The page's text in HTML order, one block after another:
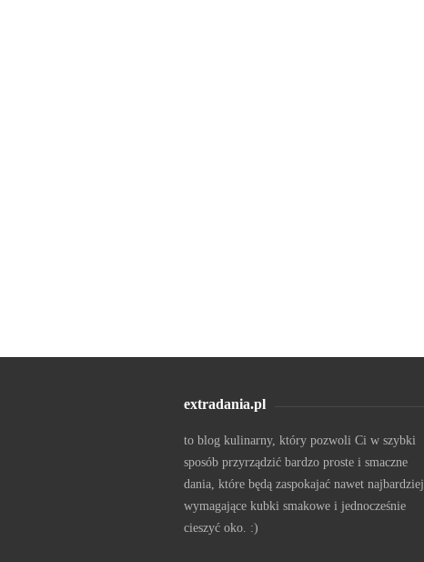
extradania.pl
to blog kulinarny, który pozwoli Ci w szybki
sposób przyrządzić bardzo proste i smaczne
dania, które będą zaspokajać nawet najbardziej
wymagające kubki smakowe i jednocześnie
cieszyć oko. :)